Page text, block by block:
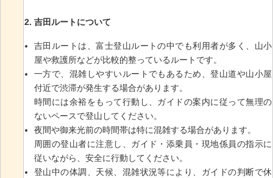
吉田ルートについて
吉田ルートは、富士登山ルートの中でも利用者が多く、山小
屋や救護所などが比較的整っているルートです。
一方で、混雑しやすいルートでもあるため、登山道や山小屋
付近で渋滞が発生する場合があります。
時間には余裕をもって行動し、ガイドの案内に従って無理の
ないペースで登山してください。
夜間や御来光前の時間帯は特に混雑する場合があります。
周囲の登山者に注意し、ガイド・添乗員・現地係員の指示に
従いながら、安全に行動してください。
登山中の体調、天候、混雑状況等により、ガイドの判断で休